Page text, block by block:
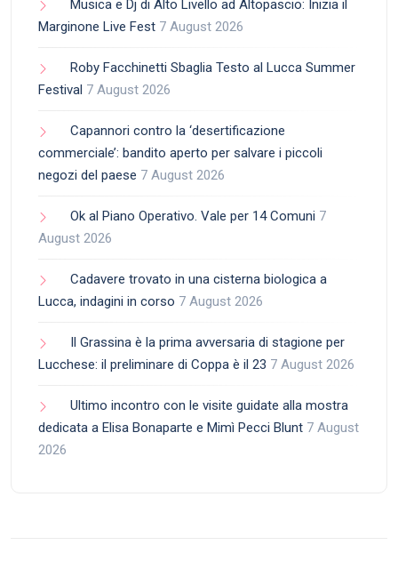
Musica e Dj di Alto Livello ad Altopascio: Inizia il
Marginone Live Fest 7 August 2026
Roby Facchinetti Sbaglia Testo al Lucca Summer
Festival 7 August 2026
Capannori contro la ‘desertificazione
commerciale’: bandito aperto per salvare i piccoli
negozi del paese 7 August 2026
Ok al Piano Operativo. Vale per 14 Comuni 7
August 2026
Cadavere trovato in una cisterna biologica a
Lucca, indagini in corso 7 August 2026
Il Grassina è la prima avversaria di stagione per
Lucchese: il preliminare di Coppa è il 23 7 August 2026
Ultimo incontro con le visite guidate alla mostra
dedicata a Elisa Bonaparte e Mimì Pecci Blunt 7 August
2026